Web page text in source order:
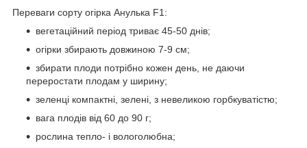
Переваги сорту огірка Анулька F1:
вегетаційний період триває 45-50 днів;
огірки збирають довжиною 7-9 см;
збирати плоди потрібно кожен день, не даючи
переростати плодам у ширину;
зеленці компактні, зелені, з невеликою горбкуватістю;
вага плодів від 60 до 90 г;
рослина тепло- і вологолюбна;